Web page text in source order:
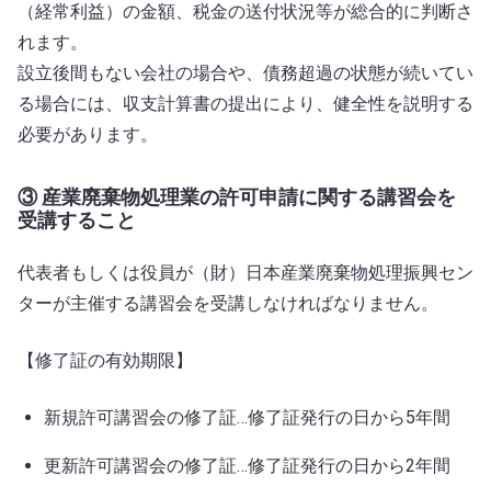
（経常利益）の金額、税金の送付状況等が総合的に判断さ
れます。
設立後間もない会社の場合や、債務超過の状態が続いてい
る場合には、収支計算書の提出により、健全性を説明する
必要があります。
③ 産業廃棄物処理業の許可申請に関する講習会を
受講すること
代表者もしくは役員が（財）日本産業廃棄物処理振興セン
ターが主催する講習会を受講しなければなりません。
【修了証の有効期限】
新規許可講習会の修了証…修了証発行の日から5年間
更新許可講習会の修了証…修了証発行の日から2年間